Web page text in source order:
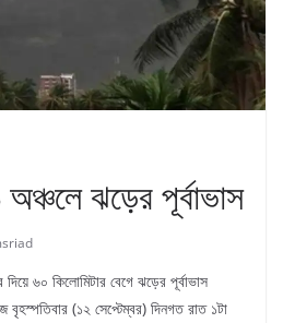
ঝড়ের পূর্বাভাস
৬০ কিলোমিটার বেগে ঝড়ের পূর্বাভাস
(১২ সেপ্টেম্বর) দিনগত রাত ১টা